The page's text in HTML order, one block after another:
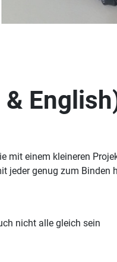
mit einem kleineren
jeder genug zum Binden
nicht alle gleich sein